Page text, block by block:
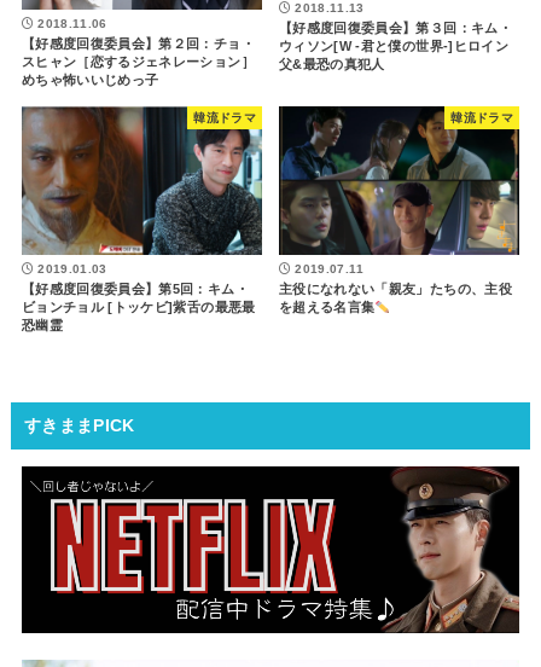
2018.11.06
【好感度回復委員会】第２回：チョ・
スヒャン［恋するジェネレーション］
めちゃ怖いいじめっ子
2018.11.13
【好感度回復委員会】第３回：キム・
ウィソン[W -君と僕の世界-]ヒロイン
父&最恐の真犯人
韓流ドラマ
2019.01.03
【好感度回復委員会】第5回：キム・
ビョンチョル [トッケビ]紫舌の最悪最
恐幽霊
韓流ドラマ
2019.07.11
主役になれない「親友」たちの、主役
を超える名言集
すきままPICK